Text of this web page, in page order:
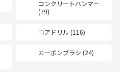
コンクリートハンマー
(79)
コアドリル (116)
カーボンブラシ (24)